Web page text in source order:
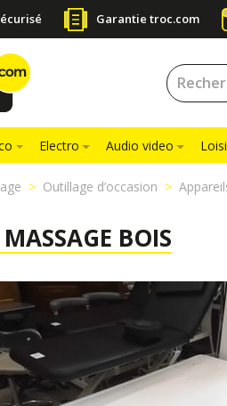
Garantie troc.com
Electro Audio video
Outillage d’occasion
BOIS